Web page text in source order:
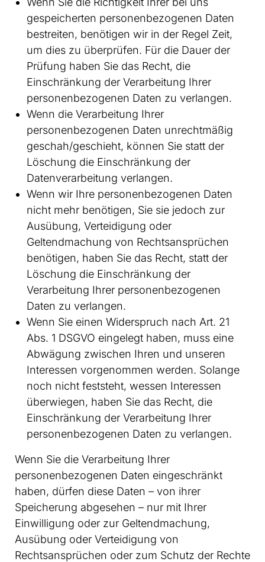
gespeicherten personenbezogenen Daten
bestreiten, benötigen wir in der Regel Zeit,
um dies zu überprüfen. Für die Dauer der
Prüfung haben Sie das Recht, die
Einschränkung der Verarbeitung Ihrer
personenbezogenen Daten zu verlangen.
Wenn die Verarbeitung Ihrer
personenbezogenen Daten unrechtmäßig
geschah/geschieht, können Sie statt der
Löschung die Einschränkung der
Datenverarbeitung verlangen.
Wenn wir Ihre personenbezogenen Daten
nicht mehr benötigen, Sie sie jedoch zur
Ausübung, Verteidigung oder
Geltendmachung von Rechtsansprüchen
benötigen, haben Sie das Recht, statt der
Löschung die Einschränkung der
Verarbeitung Ihrer personenbezogenen
Daten zu verlangen.
Wenn Sie einen Widerspruch nach Art. 21
Abs. 1 DSGVO eingelegt haben, muss eine
Abwägung zwischen Ihren und unseren
Interessen vorgenommen werden. Solange
noch nicht feststeht, wessen Interessen
überwiegen, haben Sie das Recht, die
Einschränkung der Verarbeitung Ihrer
personenbezogenen Daten zu verlangen.
Wenn Sie die Verarbeitung Ihrer
personenbezogenen Daten eingeschränkt
haben, dürfen diese Daten – von ihrer
Speicherung abgesehen – nur mit Ihrer
Einwilligung oder zur Geltendmachung,
Ausübung oder Verteidigung von
Rechtsansprüchen oder zum Schutz der Rechte